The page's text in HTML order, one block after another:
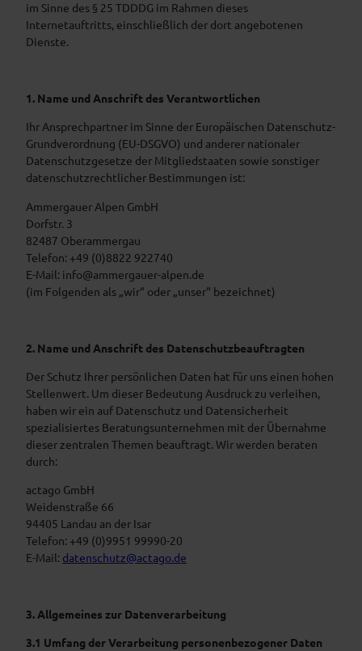
im Sinne des § 25 TDDDG im Rahmen dieses
Internetauftritts, einschließlich der dort angebotenen
Dienste.
1. Name und Anschrift des Verantwortlichen
Ihr Ansprechpartner im Sinne der Europäischen Datenschutz-
Grundverordnung (EU-DSGVO) und anderer nationaler
Datenschutzgesetze der Mitgliedstaaten sowie sonstiger
datenschutzrechtlicher Bestimmungen ist:
Ammergauer Alpen GmbH
Dorfstr. 3
82487 Oberammergau
Telefon: +49 (0)8822 922740
E-Mail: info@ammergauer-alpen.de
(im Folgenden als „wir“ oder „unser“ bezeichnet)
2. Name und Anschrift des Datenschutzbeauftragten
Der Schutz Ihrer persönlichen Daten hat für uns einen hohen
Stellenwert. Um dieser Bedeutung Ausdruck zu verleihen,
haben wir ein auf Datenschutz und Datensicherheit
spezialisiertes Beratungsunternehmen mit der Übernahme
dieser zentralen Themen beauftragt. Wir werden beraten
durch:
actago GmbH
Weidenstraße 66
94405 Landau an der Isar
Telefon: +49 (0)9951 99990-20
E-Mail: datenschutz@actago.de
3. Allgemeines zur Datenverarbeitung
3.1 Umfang der Verarbeitung personenbezogener Daten